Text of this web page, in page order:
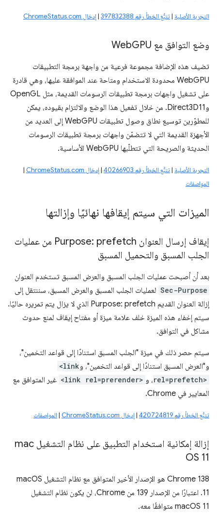
التجربة الأصلية |تتبُّع الخطأ رقم 397832388 |إدخال ChromeStatus.com
وضع التوافق مع Web GPU
تضيف هذه الإضافة مجموعة فرعية من واجهة برمجة التطبيقات
WebGPU محدودة الاستخدام ومتاحة عند الموافقة عليها، وهي قادرة
على تشغيل واجهات برمجة تطبيقات الرسومات القديمة، مثل OpenGL
وDirect3D11. من خلال تفعيل هذا الوضع والالتزام بقيوده، يمكن
للمطوّرين توسيع نطاق وصول تطبيقات WebGPU إلى العديد من
الأجهزة القديمة التي لا تتضمّن واجهات برمجة تطبيقات الرسومات
الحديثة والصريحة التي تتطلّبها WebGPU الأساسية.
التجربة الأصلية |تتبُّع الخطأ رقم 40266903 |إدخال ChromeStatus.com
|
المواصفات
الميزات التي سيتم إيقافها نهائيًا وإزالتها
إيقاف إرسال العنوان Purpose: prefetch من عمليات
الجلب المسبق والتحميل المسبق
بعد أن أصبحت عمليات الجلب المسبق والعرض المسبق تستخدم العنوان
Sec-Purpose لعمليات الجلب المسبق والعرض المسبق، سننتقل إلى
إزالة العنوان القديم Purpose: prefetch الذي لا يزال يتم تمريره حاليًا.
سيتم إخفاء هذه الميزة خلف علامة ميزة أو مفتاح إيقاف لمنع حدوث
مشاكل في التوافق.
سيتم حصر ذلك في ميزة "الجلب المسبق استنادًا إلى قواعد التخمين"،
و"العرض المسبق استنادًا إلى قواعد التخمين"، و<link
rel=prefetch>، و <link rel=prerender> غير المتوافق مع
المعايير في Chrome.
تتبُّع الخطأ رقم 420724819 |إدخال ChromeStatus.com |المواصفات
إزالة إمكانية استخدام التطبيق على نظام التشغيل mac
OS 11
‫Chrome 138 هو الإصدار الأخير المتوافق مع نظام التشغيل macOS
11. اعتبارًا من الإصدار 139 من Chrome، لن يكون نظام التشغيل
macOS 11 متوافقًا معه.